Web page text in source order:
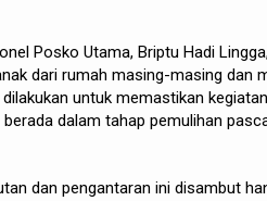
Posko Utama, Briptu Hadi
dari rumah masing-masing dan
untuk memastikan
dalam tahap pemulihan
dan pengantaran ini disambut